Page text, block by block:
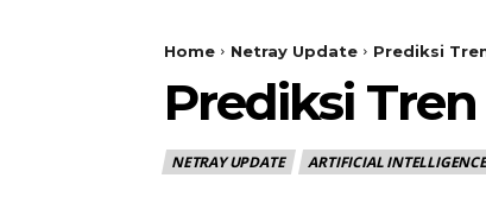
Home Netray Update Prediksi
Prediksi
NETRAY UPDATE ARTIFICIAL INTELLIGENCE